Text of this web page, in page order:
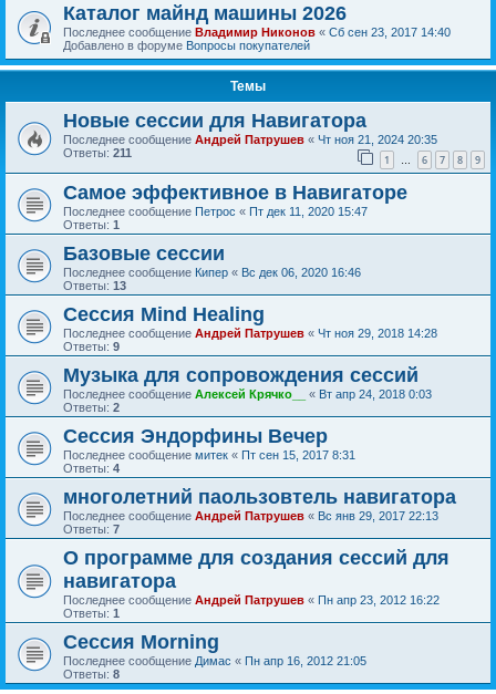
Каталог майнд машины 2026
Последнее сообщение Владимир Никонов « Сб сен 23, 2017 14:40
Добавлено в форуме Вопросы покупателей
Темы
Новые сессии для Навигатора
Последнее сообщение Андрей Патрушев « Чт ноя 21, 2024 20:35
Ответы: 211 1 … 6 7 8 9
Самое эффективное в Навигаторе
Последнее сообщение Петрос « Пт дек 11, 2020 15:47
Ответы: 1
Базовые сессии
Последнее сообщение Кипер « Вс дек 06, 2020 16:46
Ответы: 13
Сессия Mind Healing
Последнее сообщение Андрей Патрушев « Чт ноя 29, 2018 14:28
Ответы: 9
Музыка для сопровождения сессий
Последнее сообщение Алексей Крячко__ « Вт апр 24, 2018 0:03
Ответы: 2
Сессия Эндорфины Вечер
Последнее сообщение митек « Пт сен 15, 2017 8:31
Ответы: 4
многолетний паользовтель навигатора
Последнее сообщение Андрей Патрушев « Вс янв 29, 2017 22:13
Ответы: 7
О программе для создания сессий для
навигатора
Последнее сообщение Андрей Патрушев « Пн апр 23, 2012 16:22
Ответы: 1
Сессия Morning
Последнее сообщение Димас « Пн апр 16, 2012 21:05
Ответы: 8